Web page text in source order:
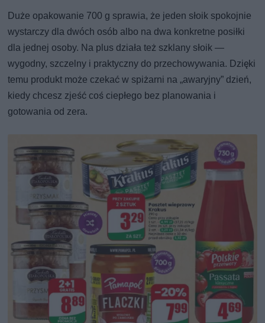
Duże opakowanie 700 g sprawia, że jeden słoik spokojnie
wystarczy dla dwóch osób albo na dwa konkretne posiłki
dla jednej osoby. Na plus działa też szklany słoik —
wygodny, szczelny i praktyczny do przechowywania. Dzięki
temu produkt może czekać w spiżarni na „awaryjny” dzień,
kiedy chcesz zjeść coś ciepłego bez planowania i
gotowania od zera.